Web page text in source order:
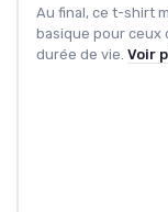
Au final, ce t-shirt
basique pour ceux
durée de vie. Voir